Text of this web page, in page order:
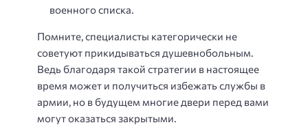
военного списка.
Помните, специалисты категорически не
советуют прикидываться душевнобольным.
Ведь благодаря такой стратегии в настоящее
время может и получиться избежать службы в
армии, но в будущем многие двери перед вами
могут оказаться закрытыми.